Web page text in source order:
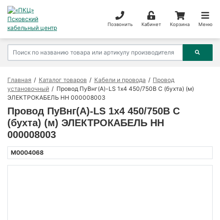
Позвонить Кабинет Корзина Меню
Главная Каталог товаров Кабели и провода
Провод
установочный
Провод ПуВнг(А)-LS 1х4 450/750В С (бухта) (м)
ЭЛЕКТРОКАБЕЛЬ НН 000008003
Провод ПуВнг(А)-LS 1х4 450/750В С
(бухта) (м) ЭЛЕКТРОКАБЕЛЬ НН
000008003
M0004068